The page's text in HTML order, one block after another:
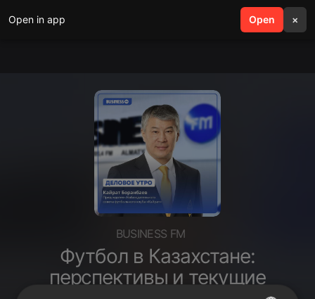
Open in app Open ×
search menu
BUSINESS FM
Футбол в Казахстане:
перспективы и текущие